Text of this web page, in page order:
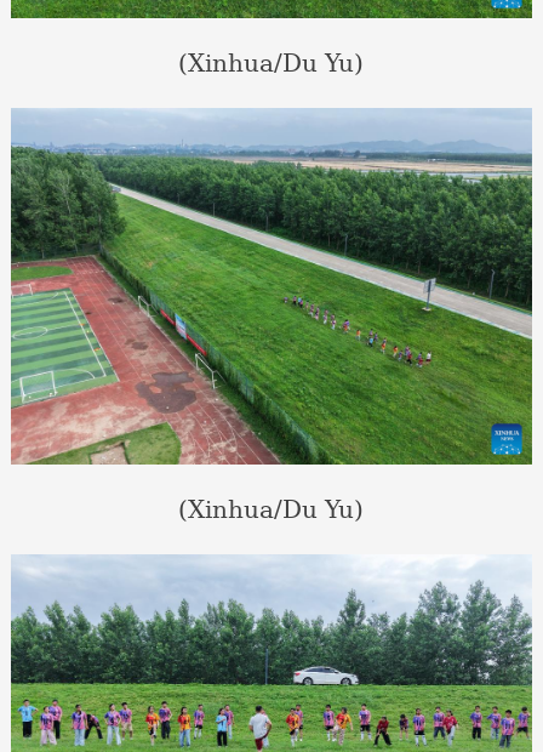
(Xinhua/Du Yu)
(Xinhua/Du Yu)